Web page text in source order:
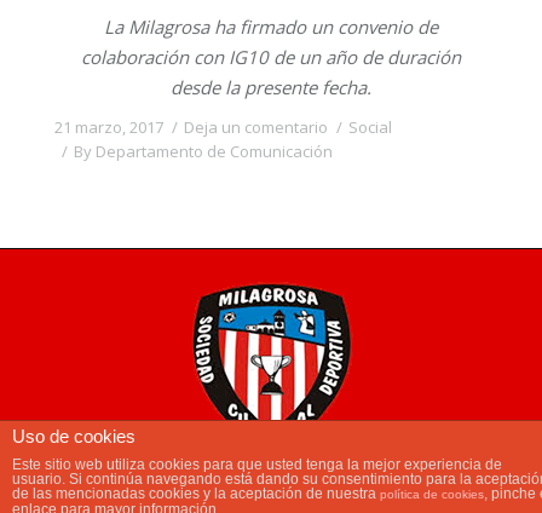
La Milagrosa ha firmado un convenio de
colaboración con IG10 de un año de duración
desde la presente fecha.
21 marzo, 2017 Deja un comentario
Social
By Departamento de Comunicación
main_menu
Uso de cookies
Este sitio web utiliza cookies para que usted tenga la mejor experiencia de
usuario. Si continúa navegando está dando su consentimiento para la
de las mencionadas cookies y la aceptación de nuestra política de cookies, pinche
enlace para mayor información.